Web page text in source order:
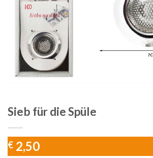
Sieb für die Spüle
€ 2,50